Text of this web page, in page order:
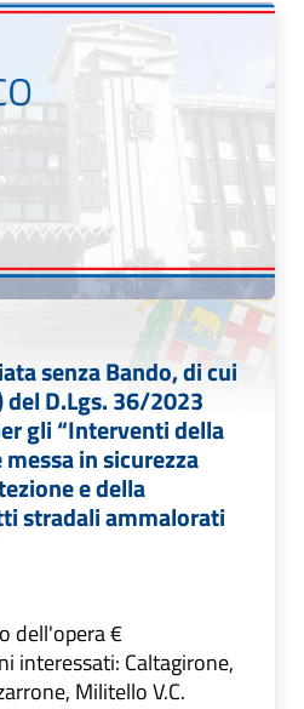
senza Bando, di cui
del D.Lgs. 36/2023
gli “Interventi della
in sicurezza
e della
stradali ammalorati
dell'opera €
interessati: Caltagirone,
Militello V.C.